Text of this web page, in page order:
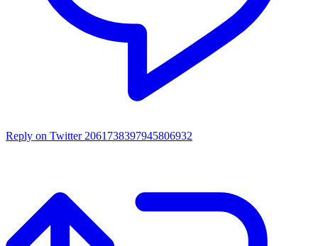
Reply on Twitter 2061738397945806932